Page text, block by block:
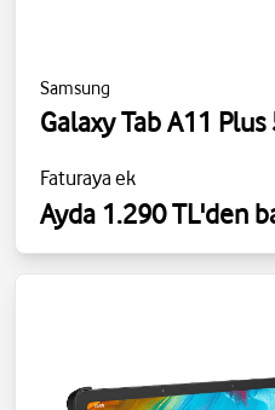
Samsung
Galaxy Tab A11 Plus
Faturaya ek
Ayda 1.290 TL'den